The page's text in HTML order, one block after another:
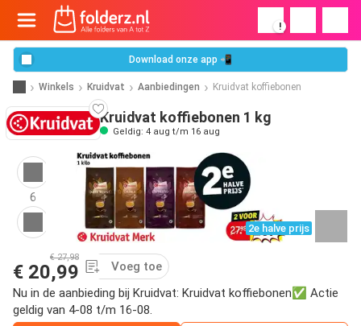
!
Download onze app 📲
Winkels Kruidvat Aanbiedingen Kruidvat koffiebonen
Kruidvat koffiebonen 1 kg
Geldig: 4 aug t/m 16 aug
6
2e halve prijs
€ 27,98
€ 20,99
Voeg toe
Nu in de aanbieding bij Kruidvat: Kruidvat koffiebonen✅ Actie
geldig van 4-08 t/m 16-08.